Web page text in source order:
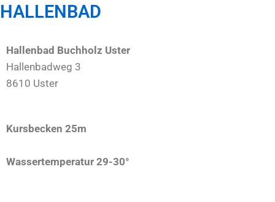
HALLENBAD
Hallenbad Buchholz Uster
Hallenbadweg 3
8610 Uster
Kursbecken 25m
Wassertemperatur 29-30°